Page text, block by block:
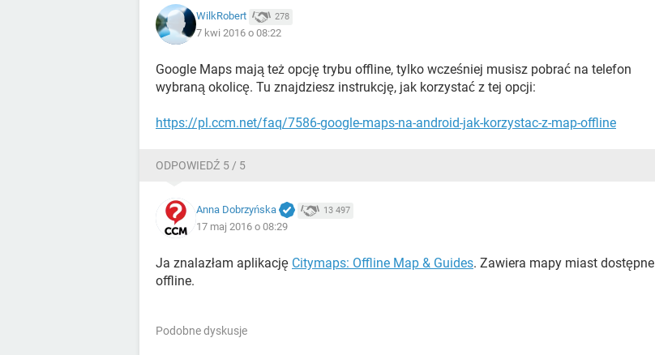
WilkRobert 278
7 kwi 2016 o 08:22
Google Maps mają też opcję trybu offline, tylko wcześniej musisz pobrać na telefon
wybraną okolicę. Tu znajdziesz instrukcję, jak korzystać z tej opcji:
https://pl.ccm.net/faq/7586-google-maps-na-android-jak-korzystac-z-map-offline
ODPOWIEDŹ 5 / 5
Anna Dobrzyńska 13 497
17 maj 2016 o 08:29
Ja znalazłam aplikację Citymaps: Offline Map & Guides. Zawiera mapy miast dostępne
offline.
Podobne dyskusje